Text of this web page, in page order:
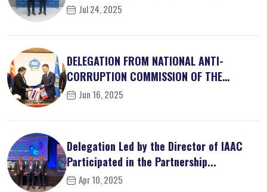
Jul 24, 2025
DELEGATION FROM NATIONAL ANTI-
CORRUPTION COMMISSION OF THE
KINGDOM OF ...
Jun 16, 2025
Delegation Led by the Director of IAAC
Participated in the Partnership...
Apr 10, 2025